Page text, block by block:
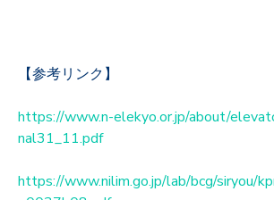
【参考リンク】
https://www.n-elekyo.or.jp/about/
nal31_11.pdf
https://www.nilim.go.jp/lab/bcg/siryou/